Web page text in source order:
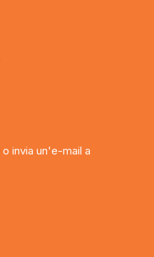
o invia un'e-mail a